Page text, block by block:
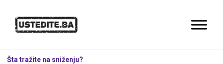
Šta tražite na sniženju?